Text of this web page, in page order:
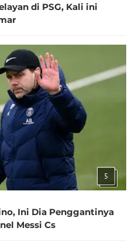
di PSG, Kali ini
5
Ini Dia Penggantinya
Messi Cs